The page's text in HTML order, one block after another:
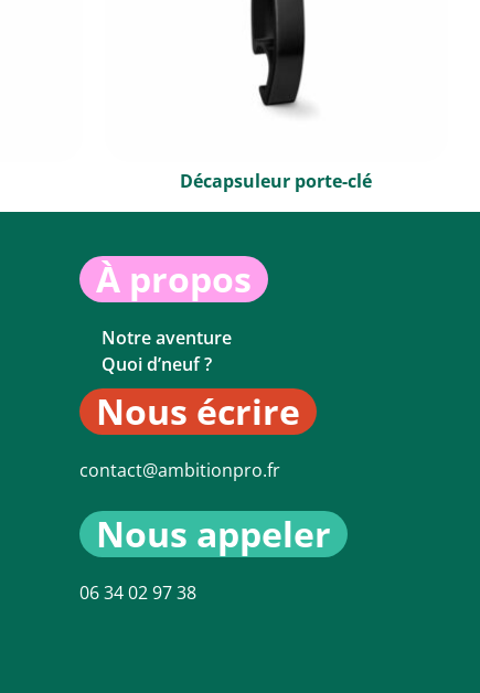
Décapsuleur porte-clé
À propos
Notre aventure
Quoi d’neuf ?
Nous écrire
contact@ambitionpro.fr
Nous appeler
06 34 02 97 38